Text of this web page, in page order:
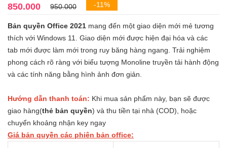
850.000 950.000 -11%
Bản quyền Office 2021 mang đến một giao diện mới mẻ tương
thích với Windows 11. Giao diện mới được hiện đại hóa và các
tab mới được làm mới trong ruy băng hàng ngang. Trải nghiệm
phong cách rõ ràng với biểu tượng Monoline truyền tải hành động
và các tính năng bằng hình ảnh đơn giản.
Hướng dẫn thanh toán: Khi mua sản phẩm này, bạn sẽ được
giao hàng(thẻ bản quyền) và thu tiền tại nhà (COD), hoặc
chuyển khoảng nhận key ngay
Giá bản quyền các phiên bản office: